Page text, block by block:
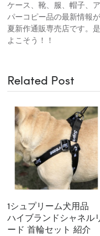
ケース、靴、服、帽子、
パーコピー品の最新情報
夏新作通販専売店です。
よこそう！！
Related Post
1シュプリーム犬用品
ハイブランドシャネル
ード 首輪セット 紹介